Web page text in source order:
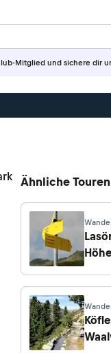
Mitglied und sichere dir
Ähnliche Touren
der
zur